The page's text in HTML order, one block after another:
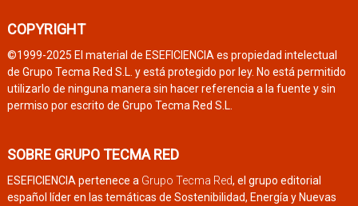
COPYRIGHT
©1999-2025 El material de ESEFICIENCIA es propiedad intelectual
de Grupo Tecma Red S.L. y está protegido por ley. No está permitido
utilizarlo de ninguna manera sin hacer referencia a la fuente y sin
permiso por escrito de Grupo Tecma Red S.L.
SOBRE GRUPO TECMA RED
ESEFICIENCIA pertenece a Grupo Tecma Red, el grupo editorial
español líder en las temáticas de Sostenibilidad, Energía y Nuevas